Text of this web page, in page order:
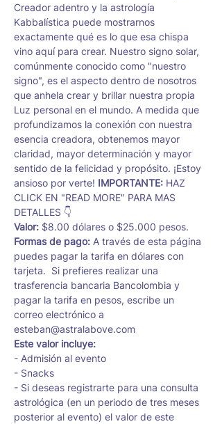
Creador adentro y la astrología
Kabbalística puede mostrarnos
exactamente qué es lo que esa chispa
vino aquí para crear. Nuestro signo solar,
comúnmente conocido como "nuestro
signo", es el aspecto dentro de nosotros
que anhela crear y brillar nuestra propia
Luz personal en el mundo. A medida que
profundizamos la conexión con nuestra
esencia creadora, obtenemos mayor
claridad, mayor determinación y mayor
sentido de la felicidad y propósito. ¡Estoy
ansioso por verte! IMPORTANTE: HAZ
CLICK EN "READ MORE" PARA MAS
DETALLES 👇
Valor: $8.00 dólares o $25.000 pesos.
Formas de pago: A través de esta página
puedes pagar la tarifa en dólares con
tarjeta.  Si prefieres realizar una
trasferencia bancaria Bancolombia y
pagar la tarifa en pesos, escribe un
correo electrónico a
esteban@astralabove.com
Este valor incluye:
- Admisión al evento
- Snacks
- Si deseas registrarte para una consulta
astrológica (en un periodo de tres meses
posterior al evento) el valor de este